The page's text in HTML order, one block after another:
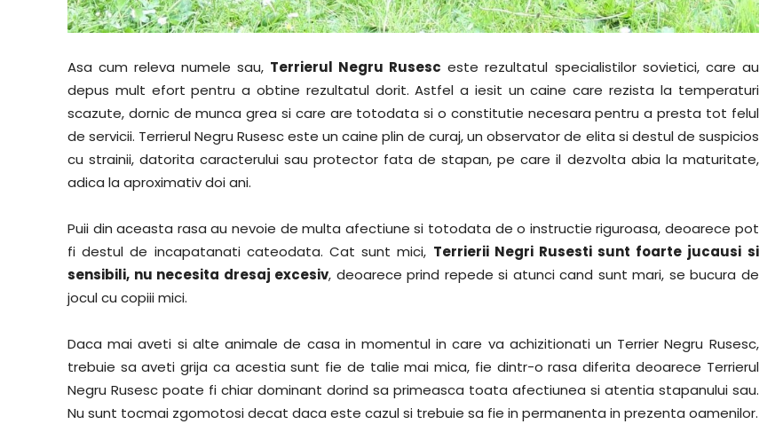
Asa cum releva numele sau, Terrierul Negru Rusesc este rezultatul specialistilor sovietici, care au
depus mult efort pentru a obtine rezultatul dorit. Astfel a iesit un caine care rezista la temperaturi
scazute, dornic de munca grea si care are totodata si o constitutie necesara pentru a presta tot felul
de servicii. Terrierul Negru Rusesc este un caine plin de curaj, un observator de elita si destul de suspicios
cu strainii, datorita caracterului sau protector fata de stapan, pe care il dezvolta abia la maturitate,
adica la aproximativ doi ani.
Puii din aceasta rasa au nevoie de multa afectiune si totodata de o instructie riguroasa, deoarece pot
fi destul de incapatanati cateodata. Cat sunt mici, Terrierii Negri Rusesti sunt foarte jucausi si
sensibili, nu necesita dresaj excesiv, deoarece prind repede si atunci cand sunt mari, se bucura de
jocul cu copiii mici.
Daca mai aveti si alte animale de casa in momentul in care va achizitionati un Terrier Negru Rusesc,
trebuie sa aveti grija ca acestia sunt fie de talie mai mica, fie dintr-o rasa diferita deoarece Terrierul
Negru Rusesc poate fi chiar dominant dorind sa primeasca toata afectiunea si atentia stapanului sau.
Nu sunt tocmai zgomotosi decat daca este cazul si trebuie sa fie in permanenta in prezenta oamenilor.